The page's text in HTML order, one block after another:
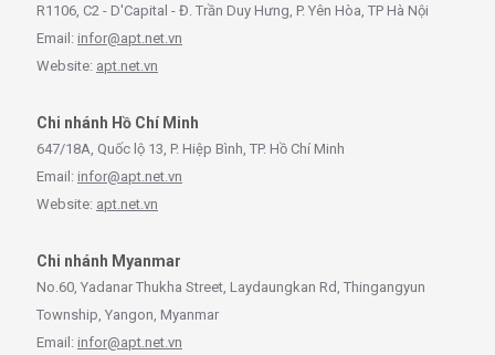
R1106, C2 - D'Capital - Đ. Trần Duy Hưng, P. Yên Hòa, TP Hà Nội
Email: infor@apt.net.vn
Website: apt.net.vn
Chi nhánh Hồ Chí Minh
647/18A, Quốc lộ 13, P. Hiệp Bình, TP. Hồ Chí Minh
Email: infor@apt.net.vn
Website: apt.net.vn
Chi nhánh Myanmar
No.60, Yadanar Thukha Street, Laydaungkan Rd, Thingangyun
Township, Yangon, Myanmar
Email: infor@apt.net.vn